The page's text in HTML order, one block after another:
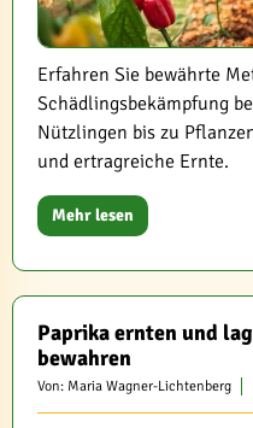
Erfahren Sie bewährte
Schädlingsbekämpfung
Nützlingen bis zu
und ertragreiche Ernte.
Mehr lesen
Paprika ernten und
bewahren
Von: Maria Wagner-Lichtenberg